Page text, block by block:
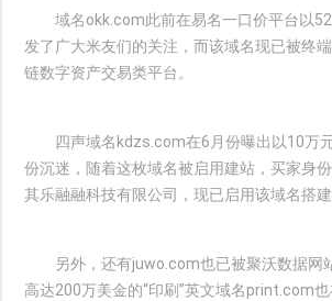
域名okk.com此前在易名一口价平台以52
发了广大米友们的关注，而该域名现已被终
链数字资产交易类平台。
四声域名kdzs.com在6月份曝出以10万
份沉迷，随着这枚域名被启用建站，买家身
其乐融融科技有限公司，现已启用该域名搭建
另外，还有juwo.com也已被聚沃数据网
高达200万美金的“印刷”英文域名print.com